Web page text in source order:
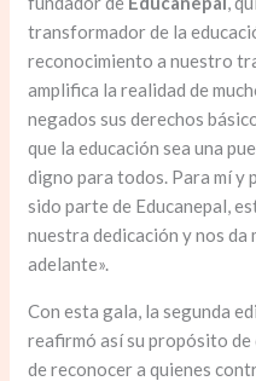
transformador de la
reconocimiento a nuestro
amplifica la realidad de
negados sus derechos
que la educación sea una
digno para todos. Para mí y
sido parte de Educanepal,
nuestra dedicación y nos da
adelante».
Con esta gala, la segunda
reafirmó así su propósito
de reconocer a quienes